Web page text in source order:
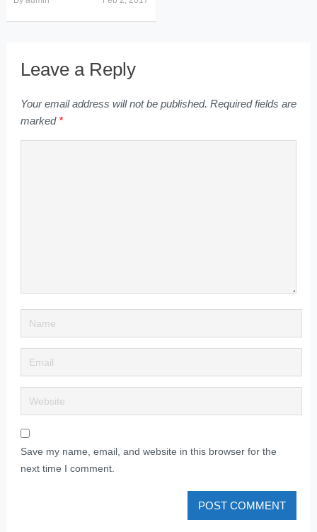
Leave a Reply
Your email address will not be published. Required fields are
marked *
Save my name, email, and website in this browser for the
next time I comment.